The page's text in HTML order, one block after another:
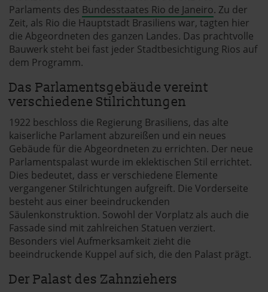
Parlaments des Bundesstaates Rio de Janeiro. Zu der
Zeit, als Rio die Hauptstadt Brasiliens war, tagten hier
die Abgeordneten des ganzen Landes. Das prachtvolle
Bauwerk steht bei fast jeder Stadtbesichtigung Rios auf
dem Programm.
Das Parlamentsgebäude vereint
verschiedene Stilrichtungen
1922 beschloss die Regierung Brasiliens, das alte
kaiserliche Parlament abzureißen und ein neues
Gebäude für die Abgeordneten zu errichten. Der neue
Parlamentspalast wurde im eklektischen Stil errichtet.
Dies bedeutet, dass er verschiedene Elemente
vergangener Stilrichtungen aufgreift. Die Vorderseite
besteht aus einer beeindruckenden
Säulenkonstruktion. Sowohl der Vorplatz als auch die
Fassade sind mit zahlreichen Statuen verziert.
Besonders viel Aufmerksamkeit zieht die
beeindruckende Kuppel auf sich, die den Palast prägt.
Der Palast des Zahnziehers